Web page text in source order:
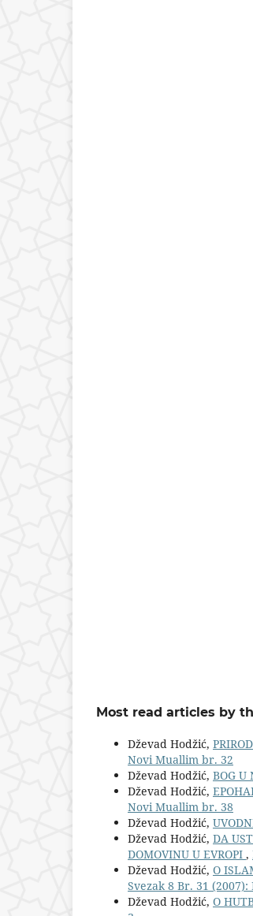
Most read articles by
Dževad Hodžić,
Novi Muallim br. 32
Dževad Hodžić, BOG U
Dževad Hodžić,
Novi Muallim br. 38
Dževad Hodžić,
Dževad Hodžić, DA
DOMOVINU U EVROPI ,
Dževad Hodžić, O
Svezak 8 Br. 31
Dževad Hodžić, O